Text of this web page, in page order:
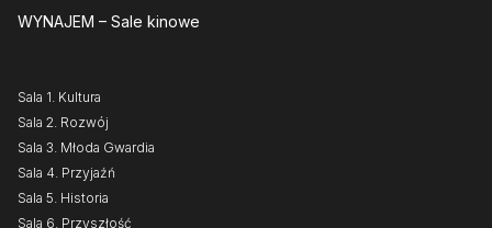
WYNAJEM – Sale kinowe
Sala 1. Kultura
Sala 2. Rozwój
Sala 3. Młoda Gwardia
Sala 4. Przyjaźń
Sala 5. Historia
Sala 6. Przyszłość